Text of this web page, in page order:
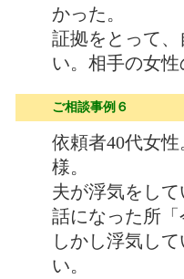
かった。
証拠をとって
い。相手の女
ご相談事例６
依頼者40代女
様。
夫が浮気をし
話になった所
しかし浮気し
い。